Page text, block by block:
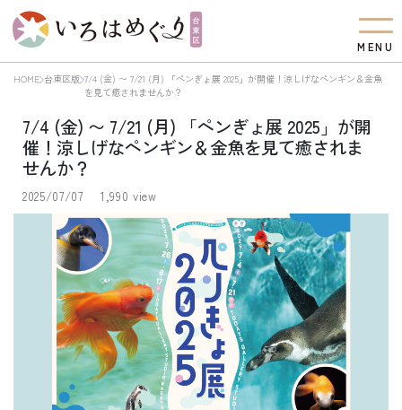
M EN U
HOME 台東区版 7/4 (金) 〜 7/21 (月) 「ペンぎょ展 2025」が開催！涼しげなペンギン＆金魚
を見て癒されませんか？
7/4 (金) 〜 7/21 (月) 「ペンぎょ展 2025」が開
催！涼しげなペンギン＆金魚を見て癒されま
せんか？
2025/07/07 1,990 view